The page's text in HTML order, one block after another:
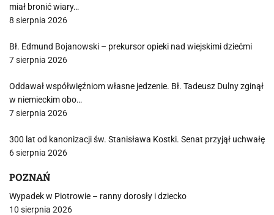
miał bronić wiary…
8 sierpnia 2026
Bł. Edmund Bojanowski – prekursor opieki nad wiejskimi dziećmi
7 sierpnia 2026
Oddawał współwięźniom własne jedzenie. Bł. Tadeusz Dulny zginął
w niemieckim obo…
7 sierpnia 2026
300 lat od kanonizacji św. Stanisława Kostki. Senat przyjął uchwałę
6 sierpnia 2026
POZNAŃ
Wypadek w Piotrowie – ranny dorosły i dziecko
10 sierpnia 2026